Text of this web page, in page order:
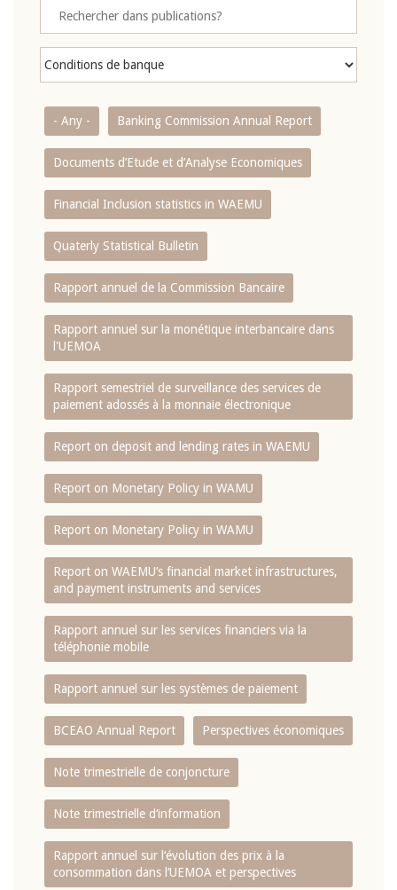
- Any - Banking Commission Annual Report
Documents d’Etude et d’Analyse Economiques
Financial Inclusion statistics in WAEMU
Quaterly Statistical Bulletin
Rapport annuel de la Commission Bancaire
Rapport annuel sur la monétique interbancaire dans
l'UEMOA
Rapport semestriel de surveillance des services de
paiement adossés à la monnaie électronique
Report on deposit and lending rates in WAEMU
Report on Monetary Policy in WAMU
Report on Monetary Policy in WAMU
Report on WAEMU’s financial market infrastructures,
and payment instruments and services
Rapport annuel sur les services financiers via la
téléphonie mobile
Rapport annuel sur les systèmes de paiement
BCEAO Annual Report Perspectives économiques
Note trimestrielle de conjoncture
Note trimestrielle d‘information
Rapport annuel sur l‘évolution des prix à la
consommation dans l‘UEMOA et perspectives